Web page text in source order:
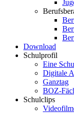
Download
Schulprofil
Eine
Digitale
Ganztag
BOZ-
Schulclips